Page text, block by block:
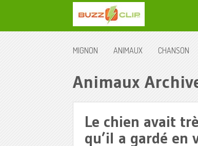
MIGNON ANIMAUX CHANSON
Animaux
Le chien avait
qu’il a gardé en